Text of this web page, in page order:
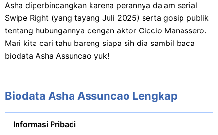
Asha diperbincangkan karena perannya dalam serial
Swipe Right (yang tayang Juli 2025) serta gosip publik
tentang hubungannya dengan aktor Ciccio Manassero.
Mari kita cari tahu bareng siapa sih dia sambil baca
biodata Asha Assuncao yuk!
Biodata Asha Assuncao Lengkap
Informasi Pribadi